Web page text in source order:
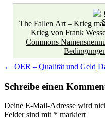
The Fallen Art – Krieg
Krieg vonFrank
Commons
← OER – Qualität und Geld
Schreibe einen
Deine E-Mail-Adresse wird
Felder sind mit * markiert